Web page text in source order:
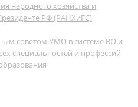
народного хозяйства и
РФ (РАНХиГС)
советом УМО в системе ВО и
специальностей и профессий